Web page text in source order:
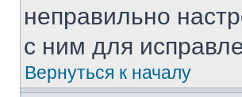
неправильно
с ним для
Вернуться к началу